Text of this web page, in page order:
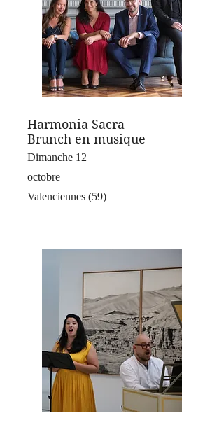
Harmonia Sacra
Brunch en musique
Dimanche 12
octobre
Valenciennes (59)